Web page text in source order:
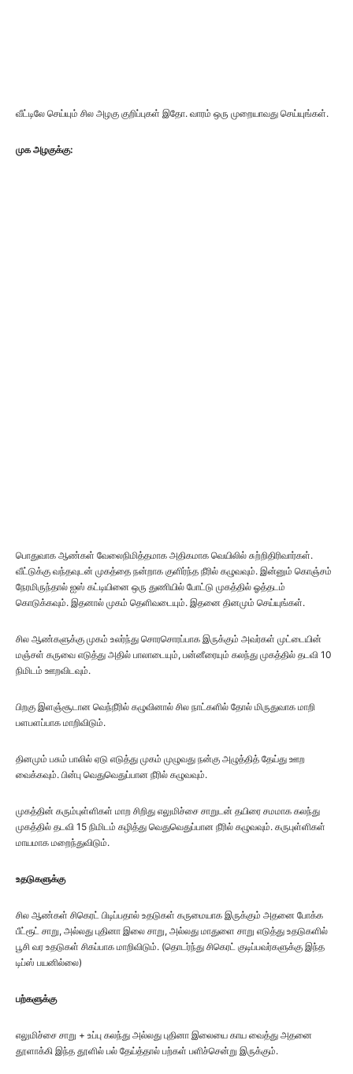
வீட்டிலே செய்யும் சில அழகு குறிப்புகள் இதோ. வாரம் ஒரு முறையாவது செய்யுங்கள்.
முக அழகுக்கு:
பொதுவாக ஆண்கள் வேலைநிமித்தமாக அதிகமாக வெயிலில் சுற்றிதிரிவார்கள்.
வீட்டுக்கு வந்தவுடன் முகத்தை நன்றாக குளிர்ந்த நீரில் கழுவவும். இன்னும் கொஞ்சம்
நேரமிருந்தால் ஐஸ் கட்டியினை ஒரு துணியில் போட்டு முகத்தில் ஓத்தடம்
கொடுக்கவும். இதனால் முகம் தெளிவடையும். இதனை தினமும் செய்யுங்கள்.
சில ஆண்களுக்கு முகம் உலர்ந்து சொரசொரப்பாக இருக்கும் அவர்கள் முட்டையின்
மஞ்சள் கருவை எடுத்து அதில் பாலாடையும், பன்னீரையும் கலந்து முகத்தில் தடவி 10
நிமிடம் ஊறவிடவும்.
பிறகு இளஞ்சூடான வெந்நீரில் கழுவினால் சில நாட்களில் தோல் மிருதுவாக மாறி
பளபளப்பாக மாறிவிடும்.
தினமும் பசும் பாலில் ஏடு எடுத்து முகம் முழுவது நன்கு அழுத்தித் தேய்து ஊற
வைக்கவும். பின்பு வெதுவெதுப்பான நீரில் கழுவவும்.
முகத்தின் கரும்புள்ளிகள் மாற சிறிது எலுமிச்சை சாறுடன் தயிரை சமமாக கலந்து
முகத்தில் தடவி 15 நிமிடம் கழித்து வெதுவெதுப்பான நீரில் கழுவவும். கருபுள்ளிகள்
மாயமாக மறைந்துவிடும்.
உதடுகளுக்கு
சில ஆண்கள் சிகெரட் பிடிப்பதால் உதடுகள் கருமையாக இருக்கும் அதனை போக்க
பீட்ரூட் சாறு, அல்லது புதினா இலை சாறு, அல்லது மாதுளை சாறு எடுத்து உதடுகளில்
பூசி வர உதடுகள் சிகப்பாக மாறிவிடும். (தொடர்ந்து சிகெரட் குடிப்பவர்களுக்கு இந்த
டிப்ஸ் பயனில்லை)
பற்களுக்கு
எலுமிச்சை சாறு + உப்பு கலந்து அல்லது புதினா இலையை காய வைத்து அதனை
தூளாக்கி இந்த தூளில் பல் தேய்த்தால் பற்கள் பளிச்சென்று இருக்கும்.